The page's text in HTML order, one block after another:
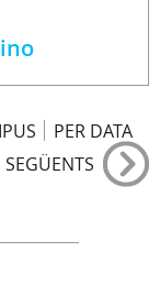
PER DATA
SEGÜENTS